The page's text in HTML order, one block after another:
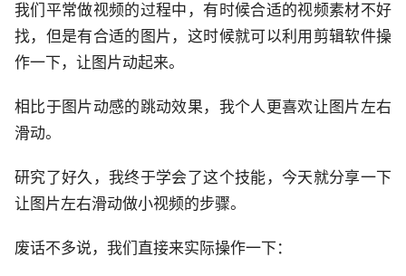
我们平常做视频的过程中，有时候合适的视频素材不好
找，但是有合适的图片，这时候就可以利用剪辑软件操
作一下，让图片动起来。
相比于图片动感的跳动效果，我个人更喜欢让图片左右
滑动。
研究了好久，我终于学会了这个技能，今天就分享一下
让图片左右滑动做小视频的步骤。
废话不多说，我们直接来实际操作一下：